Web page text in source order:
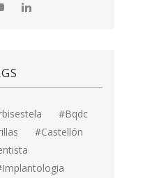
#bqdc
#Castellón